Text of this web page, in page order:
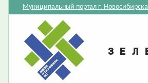
Муниципальный портал г. Новосибирска